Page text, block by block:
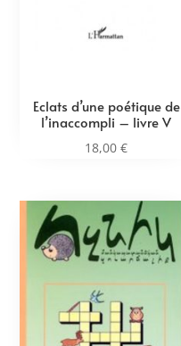
Eclats d’une poétique de
l’inaccompli – livre V
18,00€